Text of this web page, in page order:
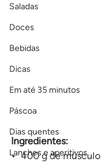
Saladas
Doces
Bebidas
Dicas
Em até 35 minutos
Páscoa
Dias quentes
Lanches e aperitivos
Ingredientes:
•⁠  ⁠400 g de músculo